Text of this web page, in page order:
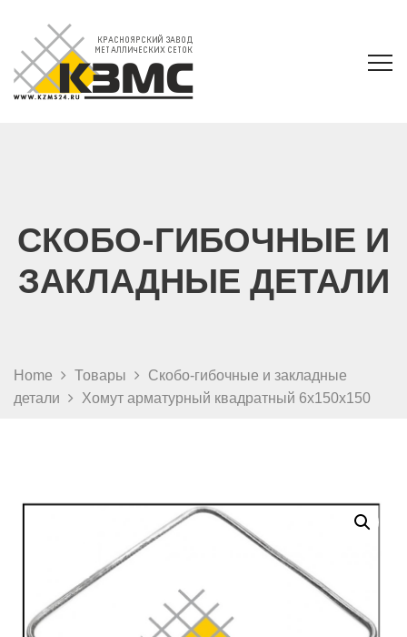
СКОБО-ГИБОЧНЫЕ И
ЗАКЛАДНЫЕ ДЕТАЛИ
Home Товары
Скобо-гибочные и закладные
детали
Хомут арматурный квадратный 6х150х150